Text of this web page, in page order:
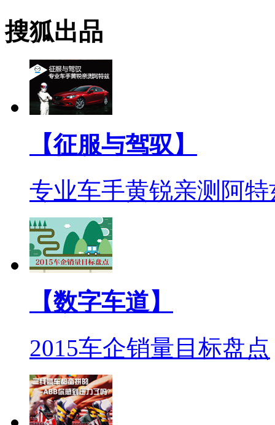
搜狐出品
【征服与驾驭】
专业车手黄锐亲测阿特
【数字车道】
2015车企销量目标盘点